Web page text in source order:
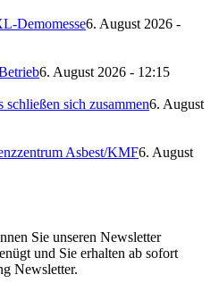
Demomesse6. August 2026 -
6. August 2026 - 12:15
schließen sich zusammen6. August
Asbest/KMF6. August
Sie unseren Newsletter
und Sie erhalten ab sofort
Newsletter.